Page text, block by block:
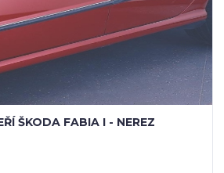
ŠKODA FABIA I - NEREZ